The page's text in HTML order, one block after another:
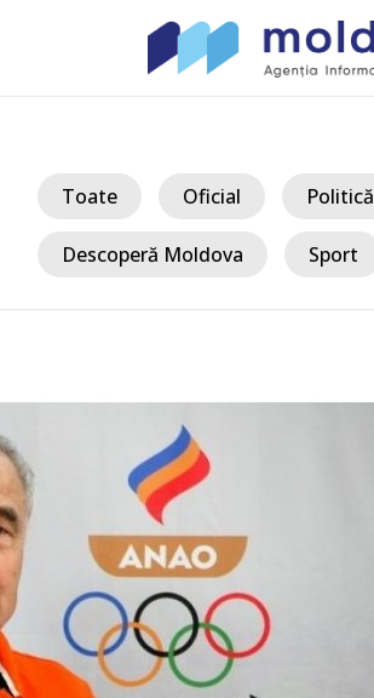
Toate Oficial Politică
Descoperă Moldova Sport
de energie
vârf;
îndemnați să